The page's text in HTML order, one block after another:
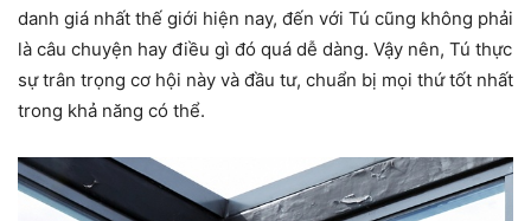
danh giá nhất thế giới hiện nay, đến với Tú cũng không phải
là câu chuyện hay điều gì đó quá dễ dàng. Vậy nên, Tú thực
sự trân trọng cơ hội này và đầu tư, chuẩn bị mọi thứ tốt nhất
trong khả năng có thể.